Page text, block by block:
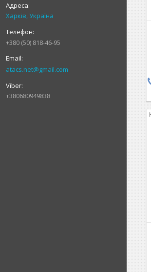
Харків, Україна
+380 (50) 818-46-95
atacs.net@gmail.com
+380680949838